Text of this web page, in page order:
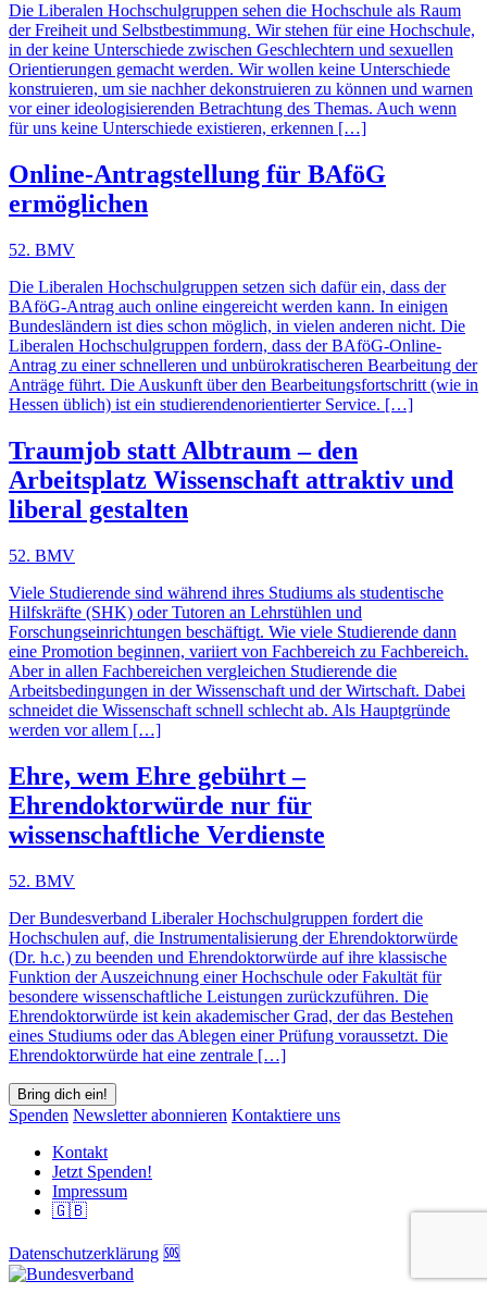
Die Liberalen Hochschulgruppen sehen die Hochschule als Raum
der Freiheit und Selbstbestimmung. Wir stehen für eine Hochschule,
in der keine Unterschiede zwischen Geschlechtern und sexuellen
Orientierungen gemacht werden. Wir wollen keine Unterschiede
konstruieren, um sie nachher dekonstruieren zu können und warnen
vor einer ideologisierenden Betrachtung des Themas. Auch wenn
für uns keine Unterschiede existieren, erkennen […]
Online-Antragstellung für BAföG
ermöglichen
52. BMV
Die Liberalen Hochschulgruppen setzen sich dafür ein, dass der
BAföG-Antrag auch online eingereicht werden kann. In einigen
Bundesländern ist dies schon möglich, in vielen anderen nicht. Die
Liberalen Hochschulgruppen fordern, dass der BAföG-Online-
Antrag zu einer schnelleren und unbürokratischeren Bearbeitung der
Anträge führt. Die Auskunft über den Bearbeitungsfortschritt (wie in
Hessen üblich) ist ein studierendenorientierter Service. […]
Traumjob statt Albtraum – den
Arbeitsplatz Wissenschaft attraktiv und
liberal gestalten
52. BMV
Viele Studierende sind während ihres Studiums als studentische
Hilfskräfte (SHK) oder Tutoren an Lehrstühlen und
Forschungseinrichtungen beschäftigt. Wie viele Studierende dann
eine Promotion beginnen, variiert von Fachbereich zu Fachbereich.
Aber in allen Fachbereichen vergleichen Studierende die
Arbeitsbedingungen in der Wissenschaft und der Wirtschaft. Dabei
schneidet die Wissenschaft schnell schlecht ab. Als Hauptgründe
werden vor allem […]
Ehre, wem Ehre gebührt –
Ehrendoktorwürde nur für
wissenschaftliche Verdienste
52. BMV
Der Bundesverband Liberaler Hochschulgruppen fordert die
Hochschulen auf, die Instrumentalisierung der Ehrendoktorwürde
(Dr. h.c.) zu beenden und Ehrendoktorwürde auf ihre klassische
Funktion der Auszeichnung einer Hochschule oder Fakultät für
besondere wissenschaftliche Leistungen zurückzuführen. Die
Ehrendoktorwürde ist kein akademischer Grad, der das Bestehen
eines Studiums oder das Ablegen einer Prüfung voraussetzt. Die
Ehrendoktorwürde hat eine zentrale […]
Bring dich ein!
Spenden Newsletter abonnieren Kontaktiere uns
Kontakt
Jetzt Spenden!
Impressum
🇬🇧
Datenschutzerklärung 🆘